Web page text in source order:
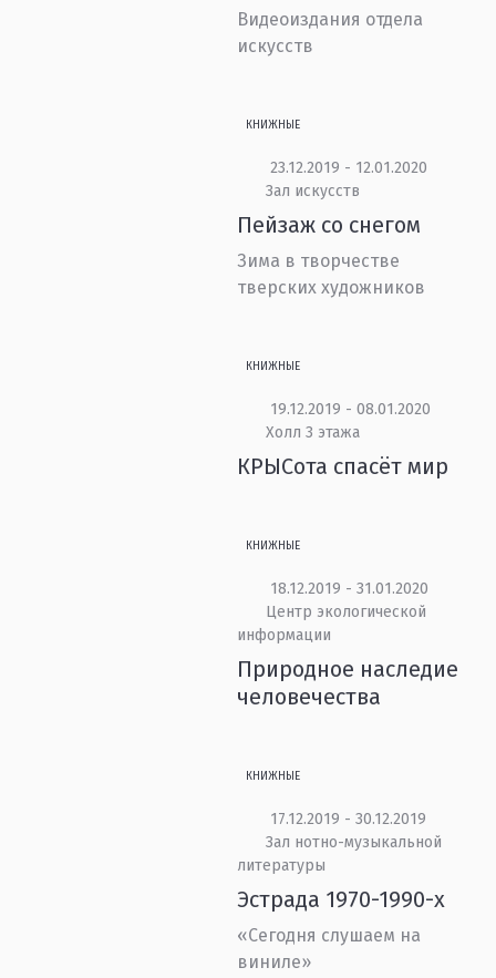
Видеоиздания отдела
искусств
КНИЖНЫЕ
23.12.2019 - 12.01.2020
Зал искусств
Пейзаж со снегом
Зима в творчестве
тверских художников
КНИЖНЫЕ
19.12.2019 - 08.01.2020
Холл 3 этажа
КРЫСота спасёт мир
КНИЖНЫЕ
18.12.2019 - 31.01.2020
Центр экологической
информации
Природное наследие
человечества
КНИЖНЫЕ
17.12.2019 - 30.12.2019
Зал нотно-музыкальной
литературы
Эстрада 1970-1990-х
«Сегодня слушаем на
виниле»